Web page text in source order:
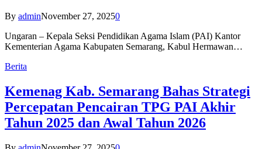
By adminNovember 27, 20250
Ungaran – Kepala Seksi Pendidikan Agama Islam (PAI) Kantor
Kementerian Agama Kabupaten Semarang, Kabul Hermawan…
Berita
Kemenag Kab. Semarang Bahas Strategi
Percepatan Pencairan TPG PAI Akhir
Tahun 2025 dan Awal Tahun 2026